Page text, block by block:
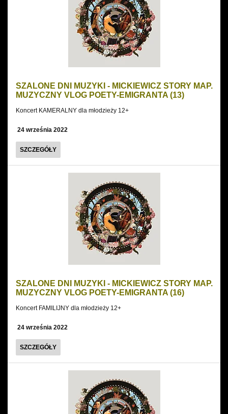
SZALONE DNI MUZYKI - MICKIEWICZ STORY MAP.
MUZYCZNY VLOG POETY-EMIGRANTA (13)
Koncert KAMERALNY dla młodzieży 12+
24 września 2022
SZCZEGÓŁYSZALONE
DNI
MICKIEWICZ
STORY
POETY-
SZALONE DNI MUZYKI - MICKIEWICZ STORY MAP.
MUZYCZNY VLOG POETY-EMIGRANTA (16)
Koncert FAMILIJNY dla młodzieży 12+
24 września 2022
SZCZEGÓŁYSZALONE
DNI
MICKIEWICZ